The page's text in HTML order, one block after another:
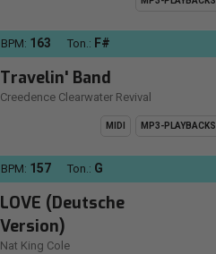
BPM: 163 Ton.: F#
Travelin' Band
Creedence Clearwater Revival
MIDI MP3-PLAYBACKS
BPM: 157 Ton.: G
LOVE (Deutsche
Version)
Nat King Cole